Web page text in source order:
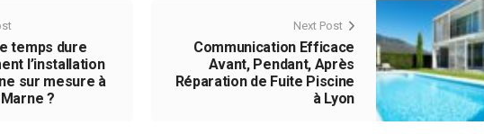
temps dure
l’installation
sur mesure à
?
Next Post
Communication Efficace
Avant, Pendant, Après
Réparation de Fuite Piscine
à Lyon